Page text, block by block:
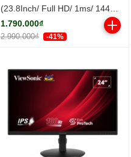
(23.8Inch/ Full HD/ 1ms/ 144Hz/
300cd/m2/ IPS)
1.790.000₫
2.990.000₫ -41%